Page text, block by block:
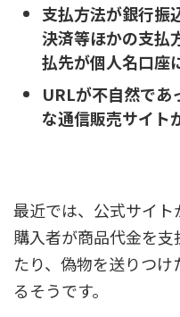
支払方法が銀行振
決済等ほかの支払
払先が個人名口座
URLが不自然であ
な通信販売サイト
最近では、公式サイト
購入者が商品代金を
たり、偽物を送りつ
るそうです。